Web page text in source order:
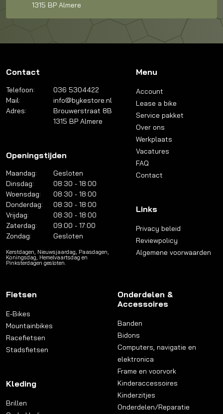
1315 BP Almere
Contact
Telefoon:
036 5304422
Mail:
info@bykestore.nl
Adres:
Brouwerstraat 8B
1315 BP Almere
Openingstijden
Maandag:
Gesloten
Dinsdag:
08:30 - 18:00
Woensdag:
08:30 - 18:00
Donderdag:
08:30 - 18:00
Vrijdag:
08:30 - 18:00
Zaterdag:
09:00 - 17:00
Zondag:
Gesloten
Kerstdagen, Nieuwsjaardag, Paasdagen,
Koningsdag, Hemelvaartsdag en
Pinksterdagen gesloten.
Menu
Account
Lease a bike
Service pakket
Over ons
Werkplaats
Vacatures
FAQ
Contact
Links
Privacy beleid
Reviewpolicy
Algemene voorwaarden
Fietsen
E-Bikes
Mountainbikes
Racefietsen
Stadsfietsen
Kleding
Brillen
Onderdelen &
Accessoires
Banden
Bidons
Computers, navigatie en
elektronica
Frame en voorvork
Kinderaccessoires
Kinderzitjes
Onderdelen/Reparatie